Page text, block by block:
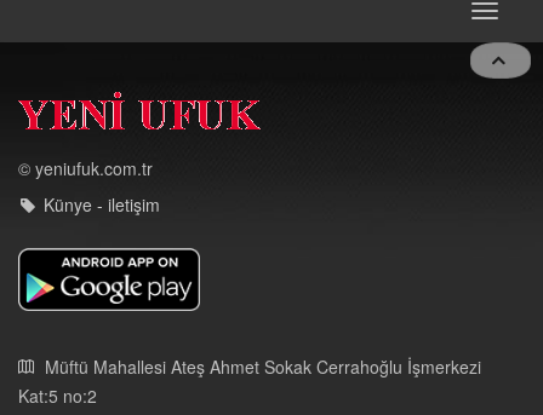
Toggle
© yeniufuk.com.tr
Künye - iletişim
Müftü Mahallesi Ateş Ahmet Sokak Cerrahoğlu İşmerkezi
Kat:5 no:2